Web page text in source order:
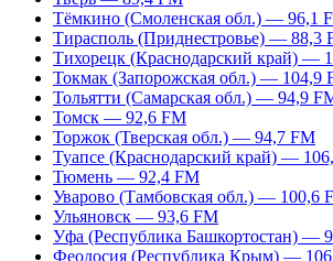
Тёмкино (Смоленская обл.) — 96,1
Тирасполь (Приднестровье) — 88,3
Тихорецк (Краснодарский край) —
Токмак (Запорожская обл.) — 104,9
Тольятти (Самарская обл.) — 94,9
Томск — 92,6 FM
Торжок (Тверская обл.) — 94,7 FM
Туапсе (Краснодарский край) —
Тюмень — 92,4 FM
Уварово (Тамбовская обл.) — 100,6
Ульяновск — 93,6 FM
Уфа (Республика Башкортостан) —
Феодосия (Республика Крым) —